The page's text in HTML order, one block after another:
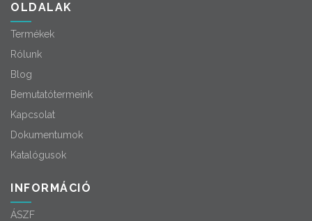
OLDALAK
Termékek
Rólunk
Blog
Bemutatótermeink
Kapcsolat
Dokumentumok
Katalógusok
INFORMÁCIÓ
ÁSZF